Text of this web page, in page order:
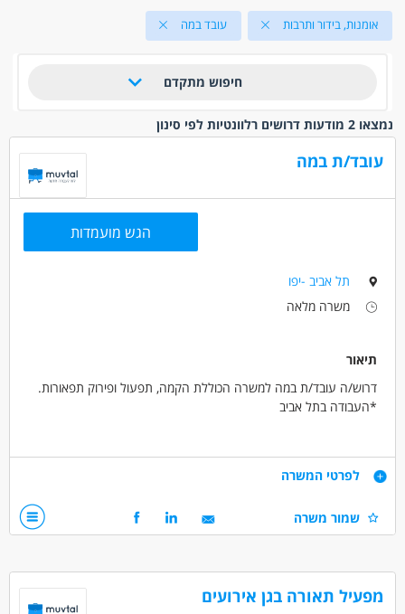
אומנות, בידור ותרבות עובד במה
חיפוש מתקדם
נמצאו 2 מודעות דרושים רלוונטיות לפי סינון
עובד/ת במה
הגש מועמדות
תל אביב -יפו
משרה מלאה
תיאור
דרוש/ה עובד/ת במה למשרה הכוללת הקמה, תפעול ופירוק תפאורות.
*העבודה בתל אביב
דרישות
נכונות לעבודה בשעות עבודה גמישות כולל בשעות הערב והלילה
לפי הצורך.
דרושים בתחום
לפרטי המשרה
שמור משרה
מפעיל תאורה בגן אירועים